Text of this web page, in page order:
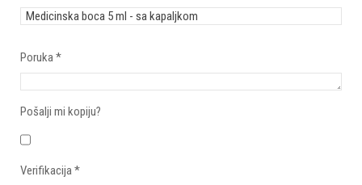
Poruka *
Pošalji mi kopiju?
Verifikacija *